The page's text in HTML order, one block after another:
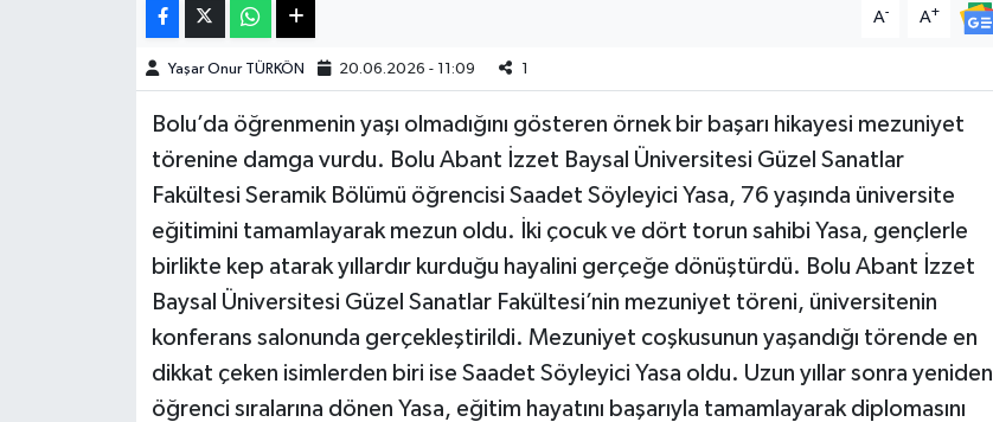
A- A+
Yaşar Onur TÜRKÖN 20.06.2026 - 11:09 1
Bolu’da öğrenmenin yaşı olmadığını gösteren örnek bir başarı hikayesi mezuniyet
törenine damga vurdu. Bolu Abant İzzet Baysal Üniversitesi Güzel Sanatlar
Fakültesi Seramik Bölümü öğrencisi Saadet Söyleyici Yasa, 76 yaşında üniversite
eğitimini tamamlayarak mezun oldu. İki çocuk ve dört torun sahibi Yasa, gençlerle
birlikte kep atarak yıllardır kurduğu hayalini gerçeğe dönüştürdü. Bolu Abant İzzet
Baysal Üniversitesi Güzel Sanatlar Fakültesi’nin mezuniyet töreni, üniversitenin
konferans salonunda gerçekleştirildi. Mezuniyet coşkusunun yaşandığı törende en
dikkat çeken isimlerden biri ise Saadet Söyleyici Yasa oldu. Uzun yıllar sonra yeniden
öğrenci sıralarına dönen Yasa, eğitim hayatını başarıyla tamamlayarak diplomasını
SürManşet
KAHRAMANMARAŞ